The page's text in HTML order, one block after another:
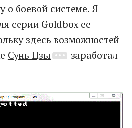
о боевой системе. Я
серии Goldbox ее
здесь возможностей
Сунь Цзы
заработал